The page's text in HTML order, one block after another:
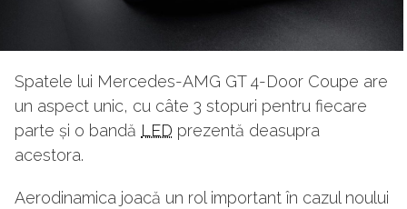
Spatele lui Mercedes-AMG GT 4-Door Coupe are
un aspect unic, cu câte 3 stopuri pentru fiecare
parte și o bandă LED prezentă deasupra
acestora.
Aerodinamica joacă un rol important în cazul noului